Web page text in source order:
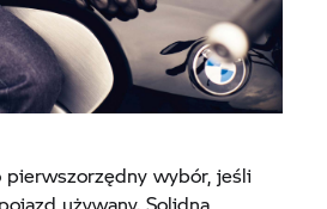
wybór, jeśli
używany. Solidna